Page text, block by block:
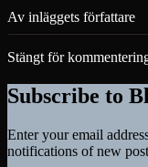
Av inläggets författare
Stängt för
Subscribe to
Enter your email
notifications of new